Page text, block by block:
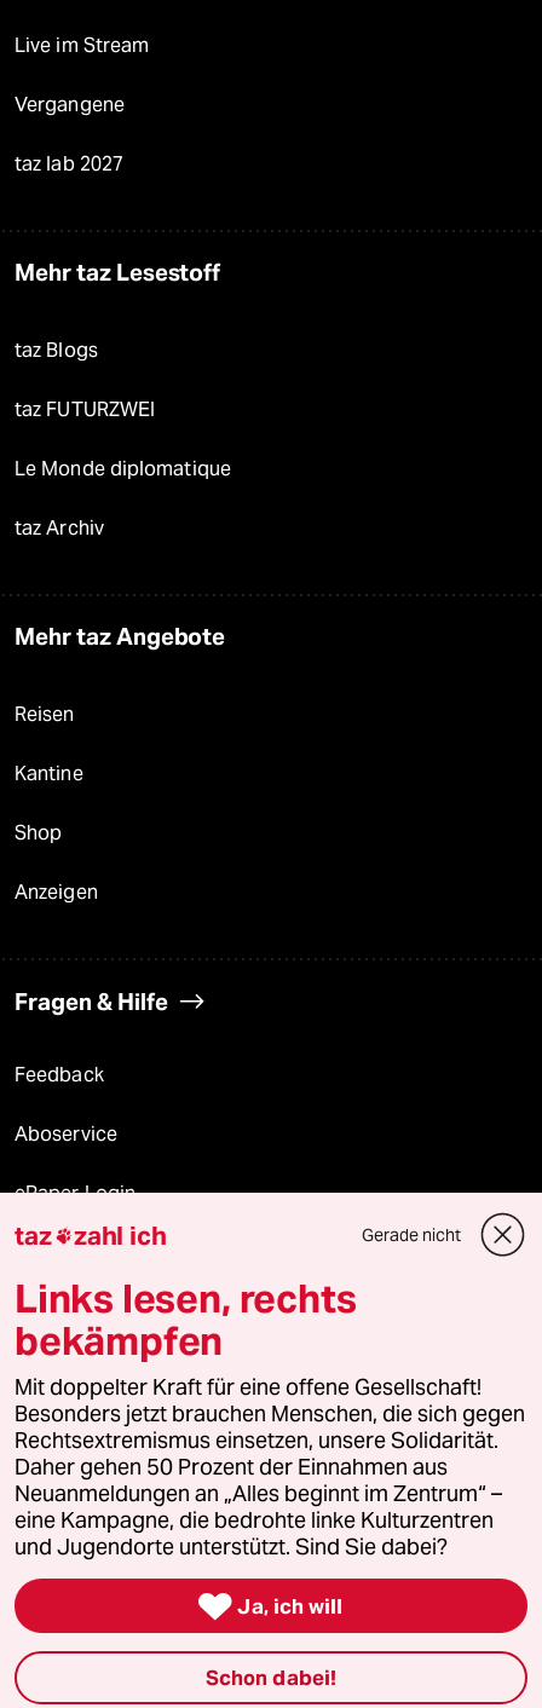
Live im Stream
Vergangene
taz lab 2027
Mehr taz Lesestoff
taz Blogs
taz FUTURZWEI
Le Monde diplomatique
taz Archiv
Mehr taz Angebote
Reisen
Kantine
Shop
Anzeigen
Fragen & Hilfe
Feedback
Aboservice
ePaper Login
Downloads für Abonnierende
© 2026 taz Verlags und Vertriebs GmbH
Alle Rechte vorbehalten. Bei rechtlichen Fragen oder für Genehmigungen
wenden Sie sich bitte an lizenzen@taz.de
Feedback Redaktionsstatut Kommune-Richtlinien
Leitlinie Informant Datenschutz Impressum AGB
Seitenwende Einwilligungen widerrufen (Ads)
taz zahl ich Gerade nicht
Links lesen, rechts
bekämpfen
Mit doppelter Kraft für eine offene Gesellschaft!
Besonders jetzt brauchen Menschen, die sich gegen
Rechtsextremismus einsetzen, unsere Solidarität.
Daher gehen 50 Prozent der Einnahmen aus
Neuanmeldungen an „Alles beginnt im Zentrum“ –
eine Kampagne, die bedrohte linke Kulturzentren
und Jugendorte unterstützt. Sind Sie dabei?
 Ja, ich will
Schon dabei!